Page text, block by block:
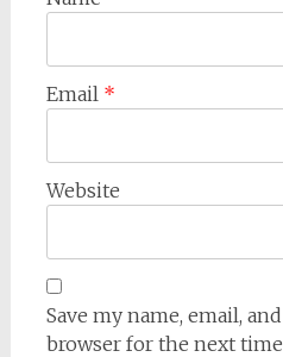
Email *
Website
Save my name, email,
browser for the next